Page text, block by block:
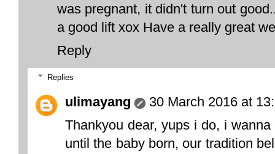
was pregnant, it didn't turn out
a good lift xox Have a really great
Reply
Replies
ulimayang
30 March 2016 at
Thankyou dear, yups i do, i
until the baby born, our tradition